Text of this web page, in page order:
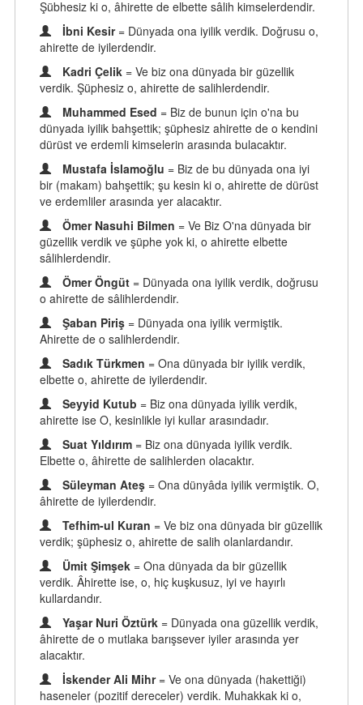
Şübhesiz ki o, âhirette de elbette sâlih kimselerdendir.
İbni Kesir = Dünyada ona iyilik verdik. Doğrusu o,
ahirette de iyilerdendir.
Kadri Çelik = Ve biz ona dünyada bir güzellik
verdik. Şüphesiz o, ahirette de salihlerdendir.
Muhammed Esed = Biz de bunun için o'na bu
dünyada iyilik bahşettik; şüphesiz ahirette de o kendini
dürüst ve erdemli kimselerin arasında bulacaktır.
Mustafa İslamoğlu = Biz de bu dünyada ona iyi
bir (makam) bahşettik; şu kesin ki o, ahirette de dürüst
ve erdemliler arasında yer alacaktır.
Ömer Nasuhi Bilmen = Ve Biz O'na dünyada bir
güzellik verdik ve şüphe yok ki, o ahirette elbette
sâlihlerdendir.
Ömer Öngüt = Dünyada ona iyilik verdik, doğrusu
o ahirette de sâlihlerdendir.
Şaban Piriş = Dünyada ona iyilik vermiştik.
Ahirette de o salihlerdendir.
Sadık Türkmen = Ona dünyada bir iyilik verdik,
elbette o, ahirette de iyilerdendir.
Seyyid Kutub = Biz ona dünyada iyilik verdik,
ahirette ise O, kesinlikle iyi kullar arasındadır.
Suat Yıldırım = Biz ona dünyada iyilik verdik.
Elbette o, âhirette de salihlerden olacaktır.
Süleyman Ateş = Ona dünyâda iyilik vermiştik. O,
âhirette de iyilerdendir.
Tefhim-ul Kuran = Ve biz ona dünyada bir güzellik
verdik; şüphesiz o, ahirette de salih olanlardandır.
Ümit Şimşek = Ona dünyada da bir güzellik
verdik. Âhirette ise, o, hiç kuşkusuz, iyi ve hayırlı
kullardandır.
Yaşar Nuri Öztürk = Dünyada ona güzellik verdik,
âhirette de o mutlaka barışsever iyiler arasında yer
alacaktır.
İskender Ali Mihr = Ve ona dünyada (hakettiği)
haseneler (pozitif dereceler) verdik. Muhakkak ki o,